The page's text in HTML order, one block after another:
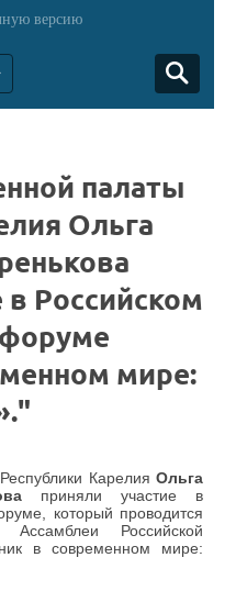
версию
палаты
Ольга
в Российском
мире:
Карелия Ольга
приняли участие в
который проводится
Российской
в современном мире: